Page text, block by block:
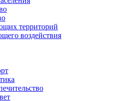
территорий
воздействия